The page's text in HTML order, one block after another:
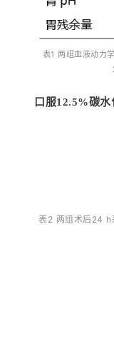
表1 两组血液动力
口服12.5%碳
表2 两组术后24 h